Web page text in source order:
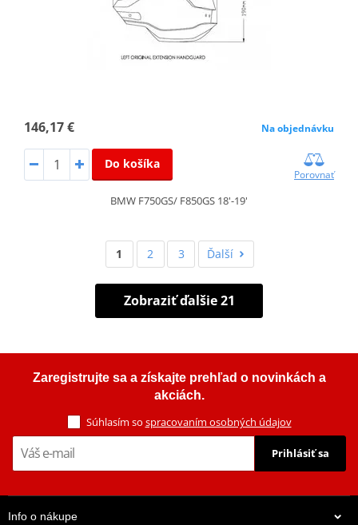
146,17 € Na objednávku
Do košíka
Porovnať
BMW F750GS/ F850GS 18'-19'
1 2 3 Ďalší
Zobraziť ďalšie 21
Zaregistrujte sa a získajte prehľad o novinkách a
akciách.
Súhlasím so spracovaním osobných údajov
Prihlásiť sa
Info o nákupe